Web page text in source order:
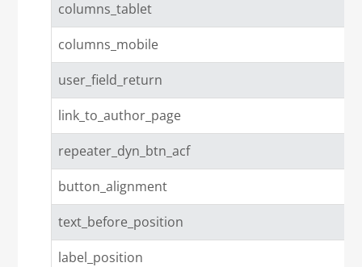
columns_tablet
columns_mobile
user_field_return
link_to_author_page
repeater_dyn_btn_acf
button_alignment
text_before_position
label_position